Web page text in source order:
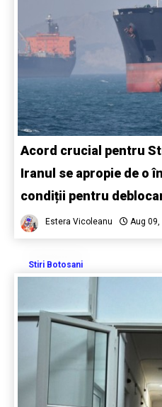
Acord crucial pentru
Iranul se apropie de o
condiții pentru
Estera Vicoleanu Aug 09,
Stiri Botosani